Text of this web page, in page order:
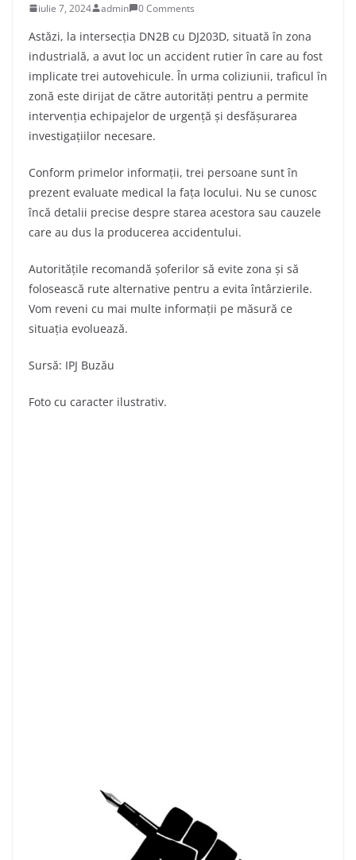
iulie 7, 2024 admin 0 Comments
Astăzi, la intersecția DN2B cu DJ203D, situată în zona
industrială, a avut loc un accident rutier în care au fost
implicate trei autovehicule. În urma coliziunii, traficul în
zonă este dirijat de către autorități pentru a permite
intervenția echipajelor de urgență și desfășurarea
investigațiilor necesare.
Conform primelor informații, trei persoane sunt în
prezent evaluate medical la fața locului. Nu se cunosc
încă detalii precise despre starea acestora sau cauzele
care au dus la producerea accidentului.
Autoritățile recomandă șoferilor să evite zona și să
folosească rute alternative pentru a evita întârzierile.
Vom reveni cu mai multe informații pe măsură ce
situația evoluează.
Sursă: IPJ Buzău
Foto cu caracter ilustrativ.